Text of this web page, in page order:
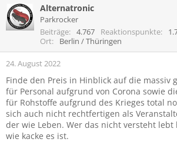
k
t
i
n
e
:
Alternatronic
Parkrocker
Beiträge
4.767 Reaktionspunkte
Ort
Berlin / Thüringen
24. August 2022
Finde den Preis in Hinblick auf die massiv
für Personal aufgrund von Corona sowie
für Rohstoffe aufgrund des Krieges total
sich auch nicht rechtfertigen als
der wie Leben. Wer das nicht versteht
wie kacke es ist.